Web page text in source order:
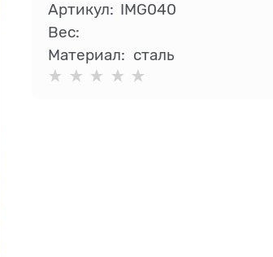
Артикул: IMG040
Вес:
Материал: сталь